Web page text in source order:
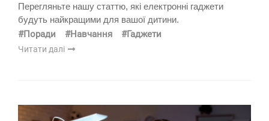
Перегляньте нашу статтю, які електронні гаджети
будуть найкращими для вашої дитини.
#Поради #Навчання #Гаджети
Читати далі